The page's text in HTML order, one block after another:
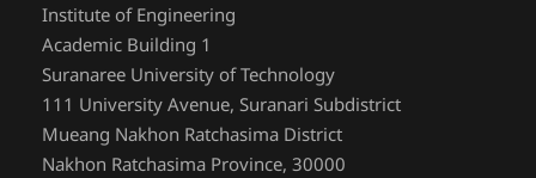
Institute of Engineering
Academic Building 1
Suranaree University of Technology
111 University Avenue, Suranari Subdistrict
Mueang Nakhon Ratchasima District
Nakhon Ratchasima Province, 30000